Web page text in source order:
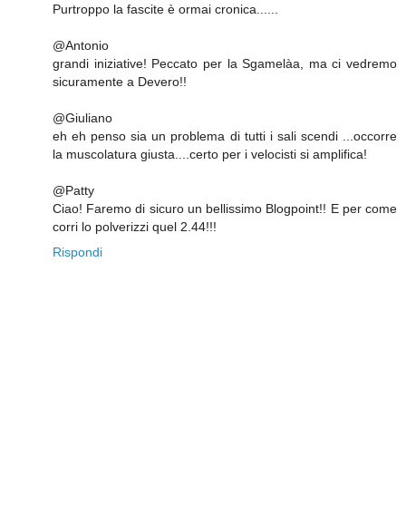
Purtroppo la fascite è ormai cronica......
@Antonio
grandi iniziative! Peccato per la Sgamelàa, ma ci vedremo
sicuramente a Devero!!
@Giuliano
eh eh penso sia un problema di tutti i sali scendi ...occorre
la muscolatura giusta....certo per i velocisti si amplifica!
@Patty
Ciao! Faremo di sicuro un bellissimo Blogpoint!! E per come
corri lo polverizzi quel 2.44!!!
Rispondi